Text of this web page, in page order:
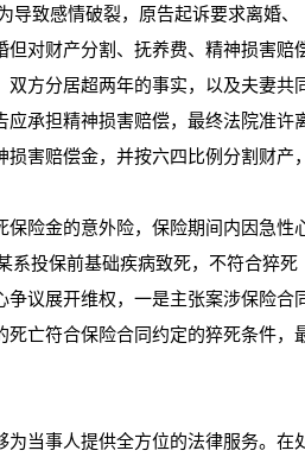
致感情破裂，原告起诉要求离婚、
对财产分割、抚养费、精神损害赔
方分居超两年的事实，以及夫妻共
承担精神损害赔偿，最终法院准许
害赔偿金，并按六四比例分割财产
险金的意外险，保险期间内因急性
系投保前基础疾病致死，不符合猝死
议展开维权，一是主张案涉保险合
亡符合保险合同约定的猝死条件，
当事人提供全方位的法律服务。在